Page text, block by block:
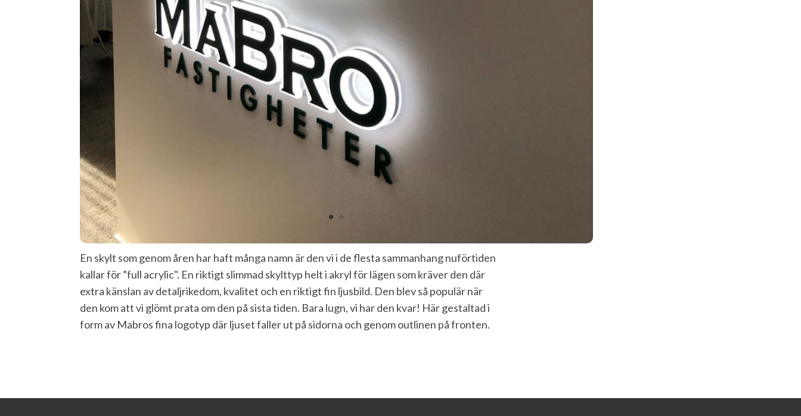
En skylt som genom åren har haft många namn är den vi i de flesta sammanhang nuförtiden
kallar för ”full acrylic". En riktigt slimmad skylttyp helt i akryl för lägen som kräver den där
extra känslan av detaljrikedom, kvalitet och en riktigt fin ljusbild. Den blev så populär när
den kom att vi glömt prata om den på sista tiden. Bara lugn, vi har den kvar! Här gestaltad i
form av Mabros fina logotyp där ljuset faller ut på sidorna och genom outlinen på fronten.